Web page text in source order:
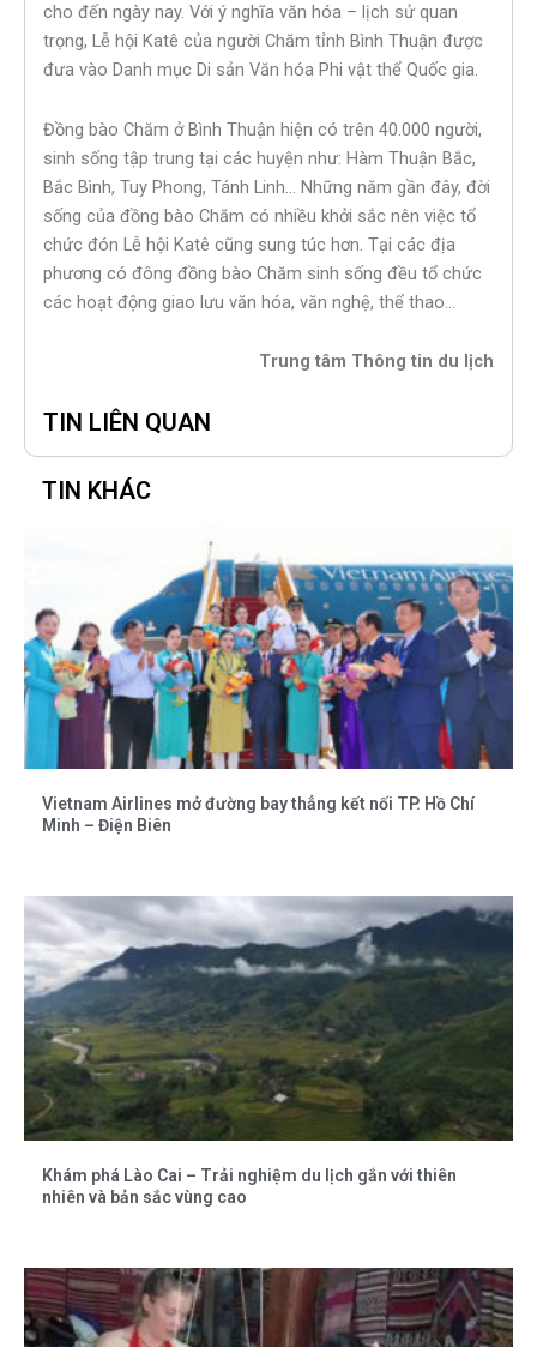
cho đến ngày nay. Với ý nghĩa văn hóa – lịch sử quan
trọng, Lễ hội Katê của người Chăm tỉnh Bình Thuận được
đưa vào Danh mục Di sản Văn hóa Phi vật thể Quốc gia.
Đồng bào Chăm ở Bình Thuận hiện có trên 40.000 người,
sinh sống tập trung tại các huyện như: Hàm Thuận Bắc,
Bắc Bình, Tuy Phong, Tánh Linh… Những năm gần đây, đời
sống của đồng bào Chăm có nhiều khởi sắc nên việc tổ
chức đón Lễ hội Katê cũng sung túc hơn. Tại các địa
phương có đông đồng bào Chăm sinh sống đều tổ chức
các hoạt động giao lưu văn hóa, văn nghệ, thể thao…
Trung tâm Thông tin du lịch
TIN LIÊN QUAN
TIN KHÁC
Vietnam Airlines mở đường bay thẳng kết nối TP. Hồ Chí
Minh – Điện Biên
Khám phá Lào Cai – Trải nghiệm du lịch gắn với thiên
nhiên và bản sắc vùng cao